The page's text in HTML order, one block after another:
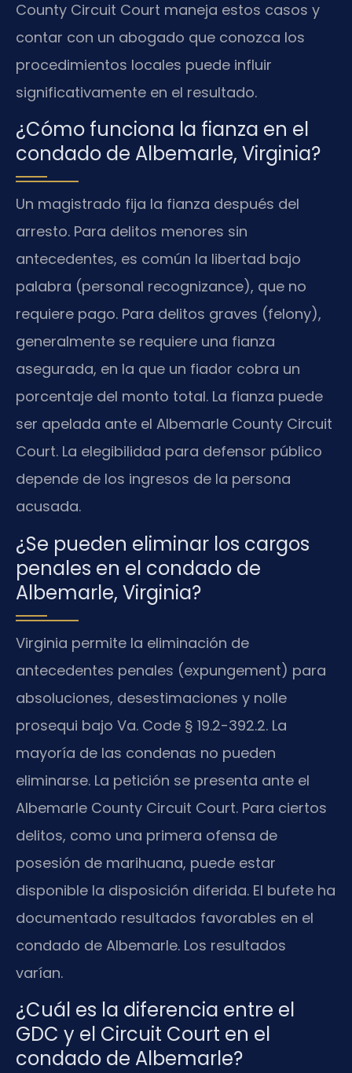
County Circuit Court maneja estos casos y
contar con un abogado que conozca los
procedimientos locales puede influir
significativamente en el resultado.
¿Cómo funciona la fianza en el
condado de Albemarle, Virginia?
Un magistrado fija la fianza después del
arresto. Para delitos menores sin
antecedentes, es común la libertad bajo
palabra (personal recognizance), que no
requiere pago. Para delitos graves (felony),
generalmente se requiere una fianza
asegurada, en la que un fiador cobra un
porcentaje del monto total. La fianza puede
ser apelada ante el Albemarle County Circuit
Court. La elegibilidad para defensor público
depende de los ingresos de la persona
acusada.
¿Se pueden eliminar los cargos
penales en el condado de
Albemarle, Virginia?
Virginia permite la eliminación de
antecedentes penales (expungement) para
absoluciones, desestimaciones y nolle
prosequi bajo Va. Code § 19.2-392.2. La
mayoría de las condenas no pueden
eliminarse. La petición se presenta ante el
Albemarle County Circuit Court. Para ciertos
delitos, como una primera ofensa de
posesión de marihuana, puede estar
disponible la disposición diferida. El bufete ha
documentado resultados favorables en el
condado de Albemarle. Los resultados
varían.
¿Cuál es la diferencia entre el
GDC y el Circuit Court en el
condado de Albemarle?